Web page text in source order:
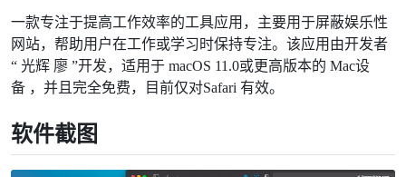
一款专注于提高工作效率的工具应用，主要用于屏蔽娱乐性
网站，帮助用户在工作或学习时保持专注。该应用由开发者
“ 光辉 廖 ”开发，适用于 macOS 11.0或更高版本的 Mac设
备 ，并且完全免费‌，目前仅对Safari 有效。
软件截图